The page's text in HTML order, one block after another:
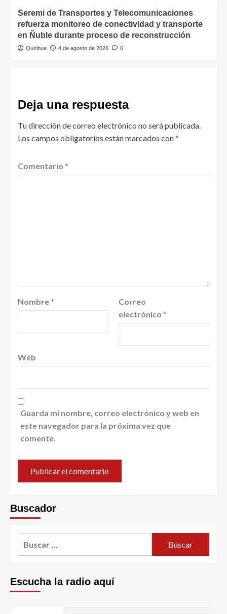
Seremi de Transportes y Telecomunicaciones
refuerza monitoreo de conectividad y transporte
en Ñuble durante proceso de reconstrucción
Quirihue 4 de agosto de 2026 0
Deja una respuesta
Tu dirección de correo electrónico no será publicada.
Los campos obligatorios están marcados con*
Comentario *
Nombre *
Correo
electrónico *
Web
Guarda mi nombre, correo electrónico y web en
este navegador para la próxima vez que
comente.
Buscador
Escucha la radio aquí